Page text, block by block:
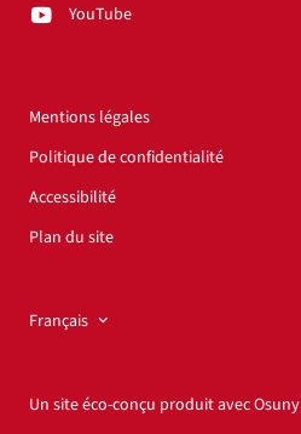
YouTube
Mentions légales
Politique de confidentialité
Accessibilité
Plan du site
Français
Un site éco-conçu produit avecOsuny